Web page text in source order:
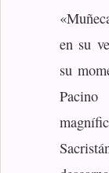
en su
su